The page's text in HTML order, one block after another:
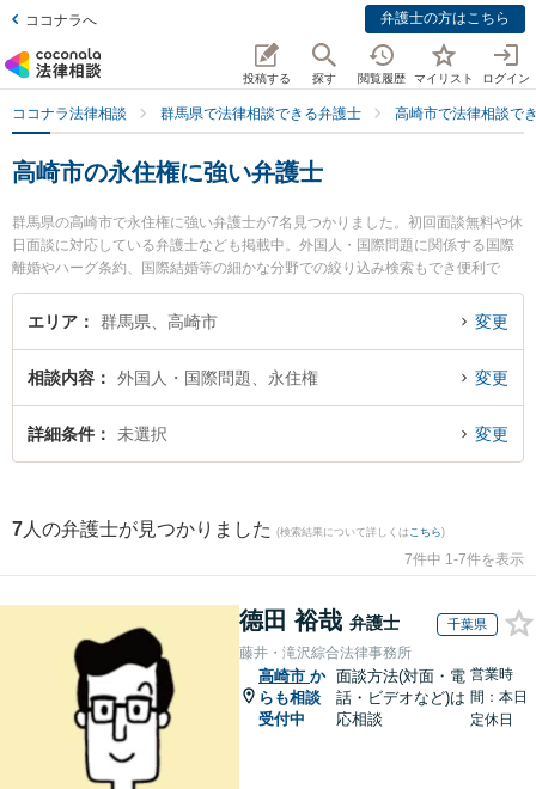
ココナラへ 弁護士の方はこちら
投稿する 探す 閲覧履歴 マイリスト ログイン
ココナラ法律相談 群馬県で法律相談できる弁護士 高崎市で法律相談で
高崎市の永住権に強い弁護士
群馬県の高崎市で永住権に強い弁護士が7名見つかりました。初回面談無料や休
日面談に対応している弁護士なども掲載中。外国人・国際問題に関係する国際
離婚やハーグ条約、国際結婚等の細かな分野での絞り込み検索もでき便利で
す。特に弁護士法人佐々木法律事務所の佐々木 弘道弁護士や舘山法律事務所の
舘山 史明弁護士、はるな総合法律事務所の宮武 優弁護士のプロフィール情報や
実績豊富な近くの弁護士を検索したい』『初回相談無料で永住権を法律相談で
きる高崎市内の弁護士に相談予約したい』などでお困りの相談者さんにおすす
めです。
エリア 群馬県、高崎市 変更
相談内容 外国人・国際問題、永住権 変更
詳細条件 未選択 変更
7 人の弁護士が見つかりました (検索結果について詳しくは こちら)
7件中 1-7件を表示
德田 裕哉 弁護士 千葉県
藤井・滝沢綜合法律事務所
高崎市 か
らも相談
受付中
面談方法(対面・電
話・ビデオなど)は
応相談
営業時
間：本日
定休日